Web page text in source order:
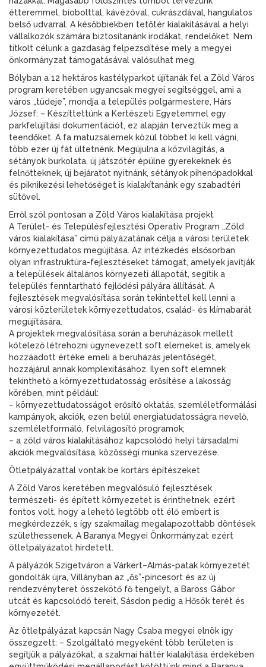
étteremmel, biobolttal, kávézóval, cukrászdával, hangulatos
belső udvarral. A későbbiekben tetőtér kialakításával a helyi
vállalkozók számára biztosítanánk irodákat, rendelőket. Nem
titkolt célunk a gazdaság felpezsdítése mely a megyei
önkormányzat támogatásával valósulhat meg.
Bólyban a 12 hektáros kastélyparkot újítanák fel a Zöld Város
program keretében ugyancsak megyei segítséggel, ami a
város „tüdeje”, mondja a település polgármestere, Hárs
József: – Készíttettünk a Kertészeti Egyetemmel egy
parkfelújítási dokumentációt, ez alapján terveztük meg a
teendőket. A fa matuzsálemek közül többet ki kell vágni,
több ezer új fát ültetnénk. Megújulna a közvilágítás, a
sétányok burkolata, új játszótér épülne gyerekeknek és
felnőtteknek, új bejáratot nyitnánk, sétányok pihenőpadokkal
és piknikezési lehetőséget is kialakítanánk egy szabadtéri
sütővel.
Erről szól pontosan a Zöld Város kialakítása projekt
A Terület- és Településfejlesztési Operatív Program „Zöld
város kialakítása” című pályázatának célja a városi területek
környezettudatos megújítása. Az intézkedés elsősorban
olyan infrastruktúra-fejlesztéseket támogat, amelyek javítják
a települések általános környezeti állapotát, segítik a
település fenntartható fejlődési pályára állítását. A
fejlesztések megvalósítása során tekintettel kell lenni a
városi közterületek környezettudatos, család- és klímabarát
megújítására.
A projektek megvalósítása során a beruházások mellett
kötelező létrehozni úgynevezett soft elemeket is, amelyek
hozzáadott értéke emeli a beruházás jelentőségét,
hozzájárul annak komplexitásához. Ilyen soft elemnek
tekinthető a környezettudatosság erősítése a lakosság
körében, mint például:
– környezettudatosságot erősítő oktatás, szemléletformálási
kampányok, akciók, ezen belül energiatudatosságra nevelő,
szemléletformáló, felvilágosító programok;
– a zöld város kialakításához kapcsolódó helyi társadalmi
akciók megvalósítása, közösségi munka szervezése.
Ötletpályázattal vontak be kortárs építészeket
A Zöld Város keretében megvalósuló fejlesztések
természeti- és épített környezetet is érinthetnek, ezért
fontos volt, hogy a lehető legtöbb ott élő embert is
megkérdezzék, s így szakmailag megalapozottabb döntések
születhessenek. A Baranya Megyei Önkormányzat ezért
ötletpályázatot hirdetett.
A pályázók Szigetváron a Várkert–Almás-patak környezetét
gondolták újra, Villányban az „ős”-pincesort és az új
rendezvényteret összekötő fő tengelyt, a Baross Gábor
utcát és kapcsolódó tereit, Sásdon pedig a Hősök terét és
környezetét.
Az ötletpályázat kapcsán Nagy Csaba megyei elnök így
összegzett: – Szolgáltató megyeként több területen is
segítjük a pályázókat, a szakmai háttér kialakítása érdekében